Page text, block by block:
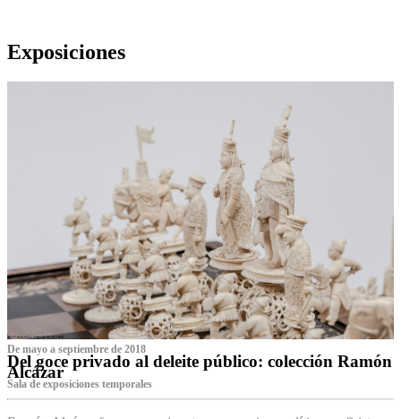
Exposiciones
De mayo a septiembre de 2018
Del goce privado al deleite público: colección Ramón
Alcázar
Sala de exposiciones temporales